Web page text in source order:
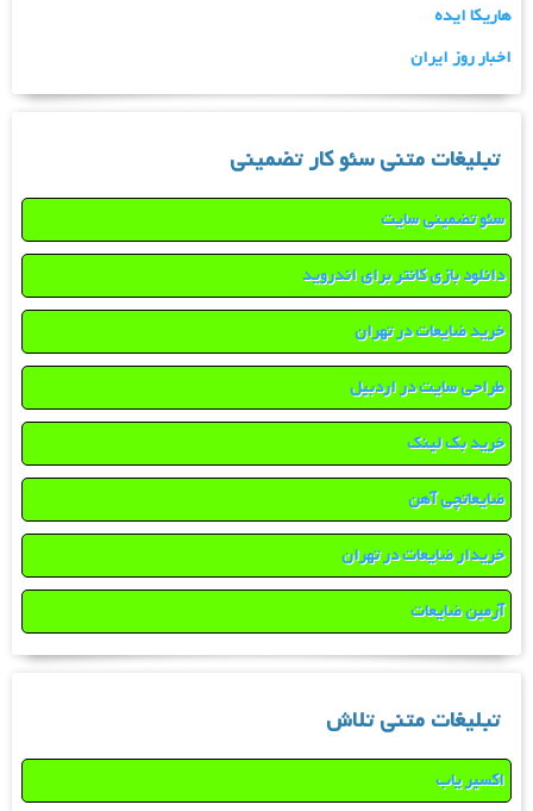
هاریکا ایده
اخبار روز ایران
تبلیغات متنی سئو کار تضمینی
سئو تضمینی سایت
دانلود بازی کانتر برای اندروید
خرید ضایعات در تهران
طراحی سایت در اردبیل
خرید بک لینک
ضایعاتچی آهن
خریدار ضایعات در تهران
آرمین ضایعات
تبلیغات متنی تلاش
اکسیر یاب